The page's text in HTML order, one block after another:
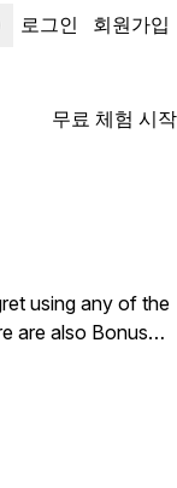
로그인 회원가입
무료 체험 시작
using any of the
are also Bonus